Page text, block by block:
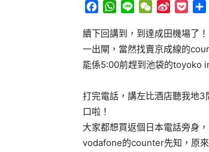
Facebook
WhatsApp
Line WeChat
Sina
續下回講到，到達成田機場了！
一出閘，當然找賣京成線的
能係5:00前趕到池袋的toyoko
打完電話，講左比酒店聽我地
口啦！
大家都想買返個日本電話旁身
vodafone的counter先知，原